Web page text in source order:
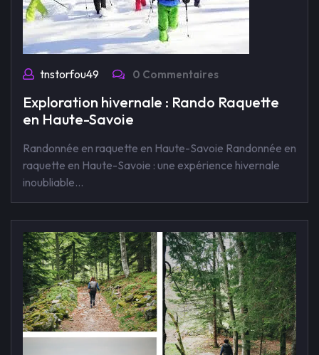
tnstorfou49 0 Commentaires
Exploration hivernale : Rando Raquette
en Haute-Savoie
Randonnée en raquette en Haute-Savoie Randonnée en
raquette en Haute-Savoie : une expérience hivernale
inoubliable…